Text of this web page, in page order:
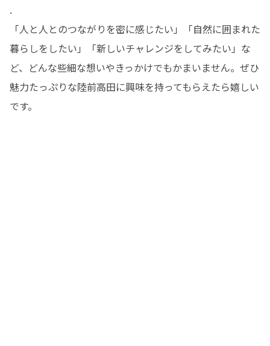
.
「人と人とのつながりを密に感じたい」「自然に囲まれた
暮らしをしたい」「新しいチャレンジをしてみたい」な
ど、どんな些細な想いやきっかけでもかまいません。ぜひ
魅力たっぷりな陸前高田に興味を持ってもらえたら嬉しい
です。